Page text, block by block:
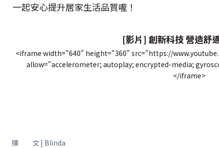
一起安心提升居家生活品質喔！
[影片] 創新科技 營造舒
<iframe width="640" height="360" src="https://
allow="accelerometer; autoplay; encrypted-media;
</iframe>
撰 文 | Blinda